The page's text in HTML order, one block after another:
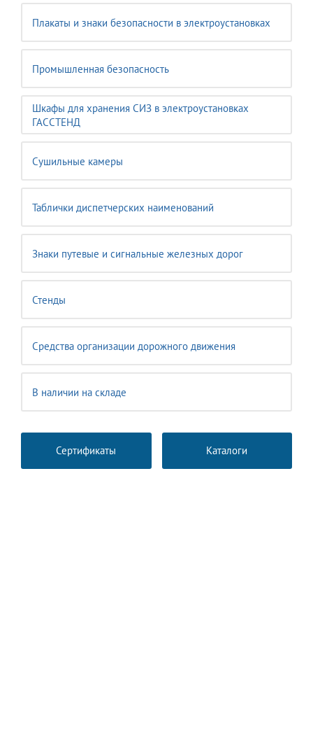
Плакаты и знаки безопасности в электроустановках
Промышленная безопасность
Шкафы для хранения СИЗ в электроустановках
ГАССТЕНД
Сушильные камеры
Таблички диспетчерских наименований
Знаки путевые и сигнальные железных дорог
Стенды
Средства организации дорожного движения
В наличии на складе
Сертификаты Каталоги